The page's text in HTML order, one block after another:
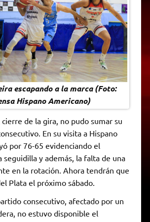
escapando a la marca (Foto:
Hispano Americano)
de la gira, no pudo sumar su
En su visita a Hispano
por 76-65 evidenciando el
seguidilla y además, la falta de una
en la rotación. Ahora tendrán que
Plata el próximo sábado.
consecutivo, afectado por un
no estuvo disponible el